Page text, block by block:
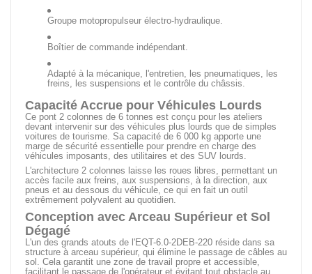
Groupe motopropulseur électro-hydraulique.
Boîtier de commande indépendant.
Adapté à la mécanique, l'entretien, les pneumatiques, les
freins, les suspensions et le contrôle du châssis.
Capacité Accrue pour Véhicules Lourds
Ce pont 2 colonnes de 6 tonnes est conçu pour les ateliers
devant intervenir sur des véhicules plus lourds que de simples
voitures de tourisme. Sa capacité de 6 000 kg apporte une
marge de sécurité essentielle pour prendre en charge des
véhicules imposants, des utilitaires et des SUV lourds.
L'architecture 2 colonnes laisse les roues libres, permettant un
accès facile aux freins, aux suspensions, à la direction, aux
pneus et au dessous du véhicule, ce qui en fait un outil
extrêmement polyvalent au quotidien.
Conception avec Arceau Supérieur et Sol
Dégagé
L'un des grands atouts de l'EQT-6.0-2DEB-220 réside dans sa
structure à arceau supérieur, qui élimine le passage de câbles au
sol. Cela garantit une zone de travail propre et accessible,
facilitant le passage de l'opérateur et évitant tout obstacle au